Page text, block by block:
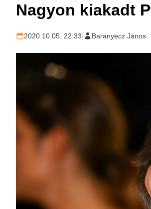
Nagyon kiakadt
2020.10.05. 22:33| Baranyecz János